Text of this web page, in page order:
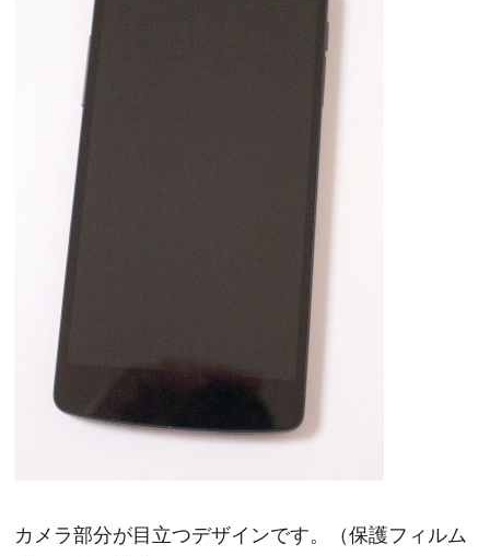
カメラ部分が目立つデザインです。（保護フィルム